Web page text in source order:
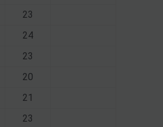
23
24
23
20
21
23